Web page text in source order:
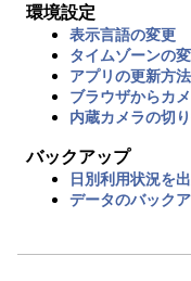
環境設定
表示言語の変更
タイムゾーンの
アプリの更新方法
ブラウザからカ
内蔵カメラの切
バックアップ
日別利用状況を
データのバック